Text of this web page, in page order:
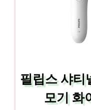
필립스 샤티
모기 화